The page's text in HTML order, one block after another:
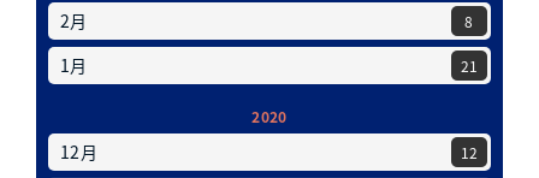
2月 8
1月 21
2020
12月 12